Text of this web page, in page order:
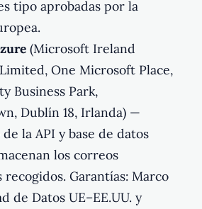
tipo aprobadas por la
(Microsoft Ireland
One Microsoft Place,
Business Park,
Dublín 18, Irlanda) —
la API y base de datos
los correos
Garantías: Marco
de Datos UE–EE.UU. y